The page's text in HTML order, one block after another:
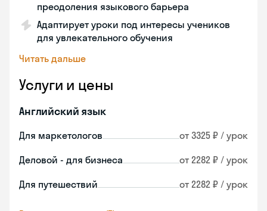
преодоления языкового барьера
Адаптирует уроки под интересы учеников
для увлекательного обучения
Читать дальше
Услуги и цены
Английский язык
Для маркетологов от 3325 ₽ / урок
Деловой - для бизнеса от 2282 ₽ / урок
Для путешествий от 2282 ₽ / урок